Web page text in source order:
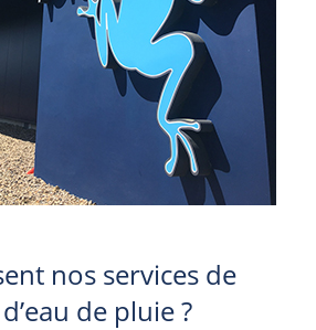
nos services de
de pluie ?